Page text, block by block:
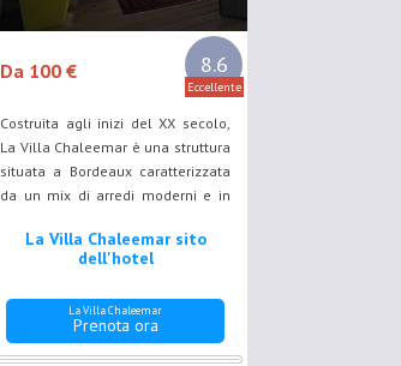
8.6
Eccellente
Da 100 €
Costruita agli inizi del XX secolo,
La Villa Chaleemar è una struttura
situata a Bordeaux caratterizzata
da un mix di arredi moderni e in
soggiorno con camino, una
terrazza e un patio.
La Villa Chaleemar sito
dell'hotel
La Villa Chaleemar
Prenota ora